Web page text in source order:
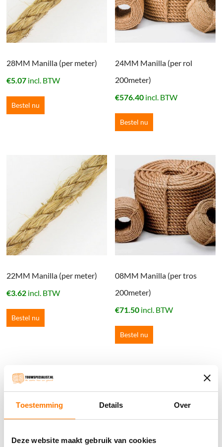
Toestemming Details Over
Deze website maakt gebruik van cookies
28MM Manilla (per meter)
€5.07 incl. BTW
Bestel nu
24MM Manilla (per rol
200meter)
€576.40 incl. BTW
Bestel nu
22MM Manilla (per meter)
€3.62 incl. BTW
Bestel nu
08MM Manilla (per tros
200meter)
€71.50 incl. BTW
Bestel nu
Winkelwagen
Geen producten in de winkelwagen.
֍ Groot aanbod & scherpe prijzen!